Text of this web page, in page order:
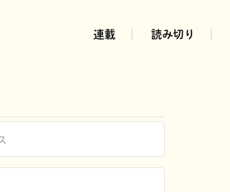
連載 読み切り